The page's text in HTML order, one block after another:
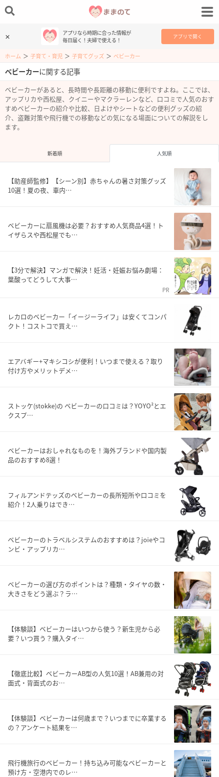
✕
アプリなら時期に合った情報が
毎日届く！夫婦で使える！
アプリで開く
ホーム ＞ 子育て・育児 ＞ 子育てグッズ ＞ ベビーカー
ベビーカーに関する記事
ベビーカーがあると、長時間や長距離の移動に便利ですよね。ここでは、
アップリカや西松屋、クイニーやマクラーレンなど、口コミで人気のおす
すめベビーカーの紹介や比較、日よけやシートなどの便利グッズの紹
介、盗難対策や飛行機での移動などの気になる場面についての解説をし
ます。
新着順 人気順
【助産師監修】【シーン別】赤ちゃんの暑さ対策グッズ
10選！夏の夜、車内…
ベビーカーに扇風機は必要？おすすめ人気商品4選！ト
イザらスや西松屋でも…
【3分で解決】マンガで解決！妊活・妊娠お悩み劇場：
葉酸ってどうして大事…
PR
レカロのベビーカー「イージーライフ」は安くてコンパ
クト！コストコで買え…
エアバギー+マキシコシが便利！いつまで使える？取り
付け方やメリットデメ…
ストッケ(stokke)の ベビーカーの口コミは？YOYO²とエ
クスプ…
ベビーカーはおしゃれなものを！海外ブランドや国内製
品のおすすめ8選！
フィルアンドテッズのベビーカーの長所短所や口コミを
紹介！2人乗りはでき…
ベビーカーのトラベルシステムのおすすめは？joieやコ
ンビ・アップリカ…
ベビーカーの選び方のポイントは？種類・タイヤの数・
大きさをどう選ぶ？ラ…
【体験談】ベビーカーはいつから使う？新生児から必
要？いつ買う？購入タイ…
【徹底比較】ベビーカーAB型の人気10選！AB兼用の対
面式・背面式のお…
【体験談】ベビーカーは何歳まで？いつまでに卒業する
の？アンケート結果を…
飛行機旅行のベビーカー！持ち込み可能なベビーカーと
預け方・空港内でのレ…